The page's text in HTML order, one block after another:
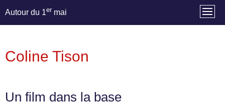
Autour du 1er mai
Coline Tison
Un film dans la base